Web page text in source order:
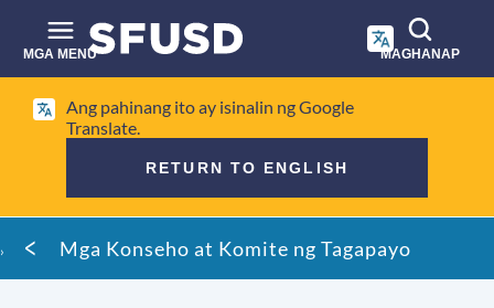
pangunahing
nilalaman
MGA MENU MAGHANAP
Paghahanap
Ang pahinang ito ay isinalin ng Google
Translate.
RETURN TO ENGLISH
MumoMga Konseho at Komite ng Tagapayo